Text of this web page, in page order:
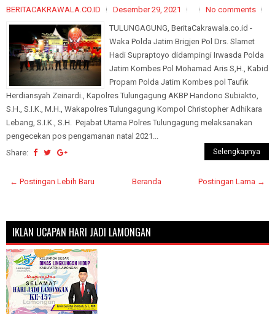
BERITACAKRAWALA.CO.ID Desember 29, 2021
No comments
TULUNGAGUNG, BeritaCakrawala.co.id -
Waka Polda Jatim Brigjen Pol Drs. Slamet
Hadi Supraptoyo didampingi Irwasda Polda
Jatim Kombes Pol Mohamad Aris S,H., Kabid
Propam Polda Jatim Kombes pol Taufik
Herdiansyah Zeinardi., Kapolres Tulungagung AKBP Handono Subiakto,
S.H., S.I.K., M.H., Wakapolres Tulungagung Kompol Christopher Adhikara
Lebang, S.I.K., S.H. Pejabat Utama Polres Tulungagung melaksanakan
pengecekan pos pengamanan natal 2021...
Share:
Selengkapnya
← Postingan Lebih Baru Postingan Lama →
Beranda
IKLAN UCAPAN HARI JADI LAMONGAN